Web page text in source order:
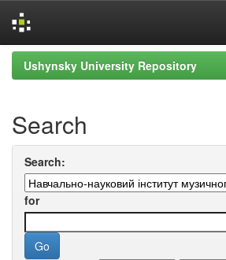
Skip
navigation
Ushynsky University Repository
Search
Search:
for